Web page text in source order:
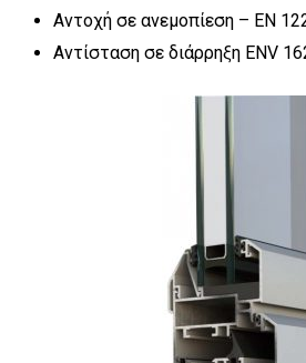
Αντοχή σε ανεμοπίεση – EN
Αντίσταση σε διάρρηξη ENV